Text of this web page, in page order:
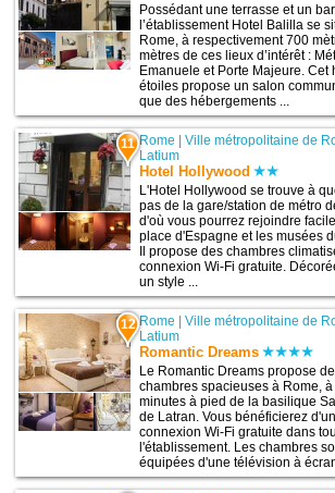
Possédant une terrasse et un bar,
l’établissement Hotel Balilla se
Rome, à respectivement 700
mètres de ces lieux d’intérêt :
Emanuele et Porte Majeure. Cet
étoiles propose un salon
que des hébergements ...
11 Rome |Ville métropolitaine de
Latium
Hotel Hollywood
L'Hotel Hollywood se trouve à
pas de la gare/station de métro
d'où vous pourrez rejoindre
place d'Espagne et les musées
Il propose des chambres
connexion Wi-Fi gratuite.
un style ...
12 Rome |Ville métropolitaine de
Latium
Romantic Dreams
Le Romantic Dreams propose
chambres spacieuses à Rome,
minutes à pied de la basilique
de Latran. Vous bénéficierez
connexion Wi-Fi gratuite dans
l'établissement. Les chambres
équipées d'une télévision à